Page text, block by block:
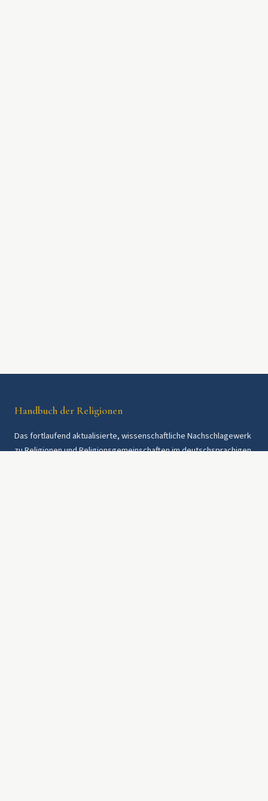
Handbuch der Religionen
Das fortlaufend aktualisierte, wissenschaftliche Nachschlagewerk
zu Religionen und Religionsgemeinschaften im deutschsprachigen